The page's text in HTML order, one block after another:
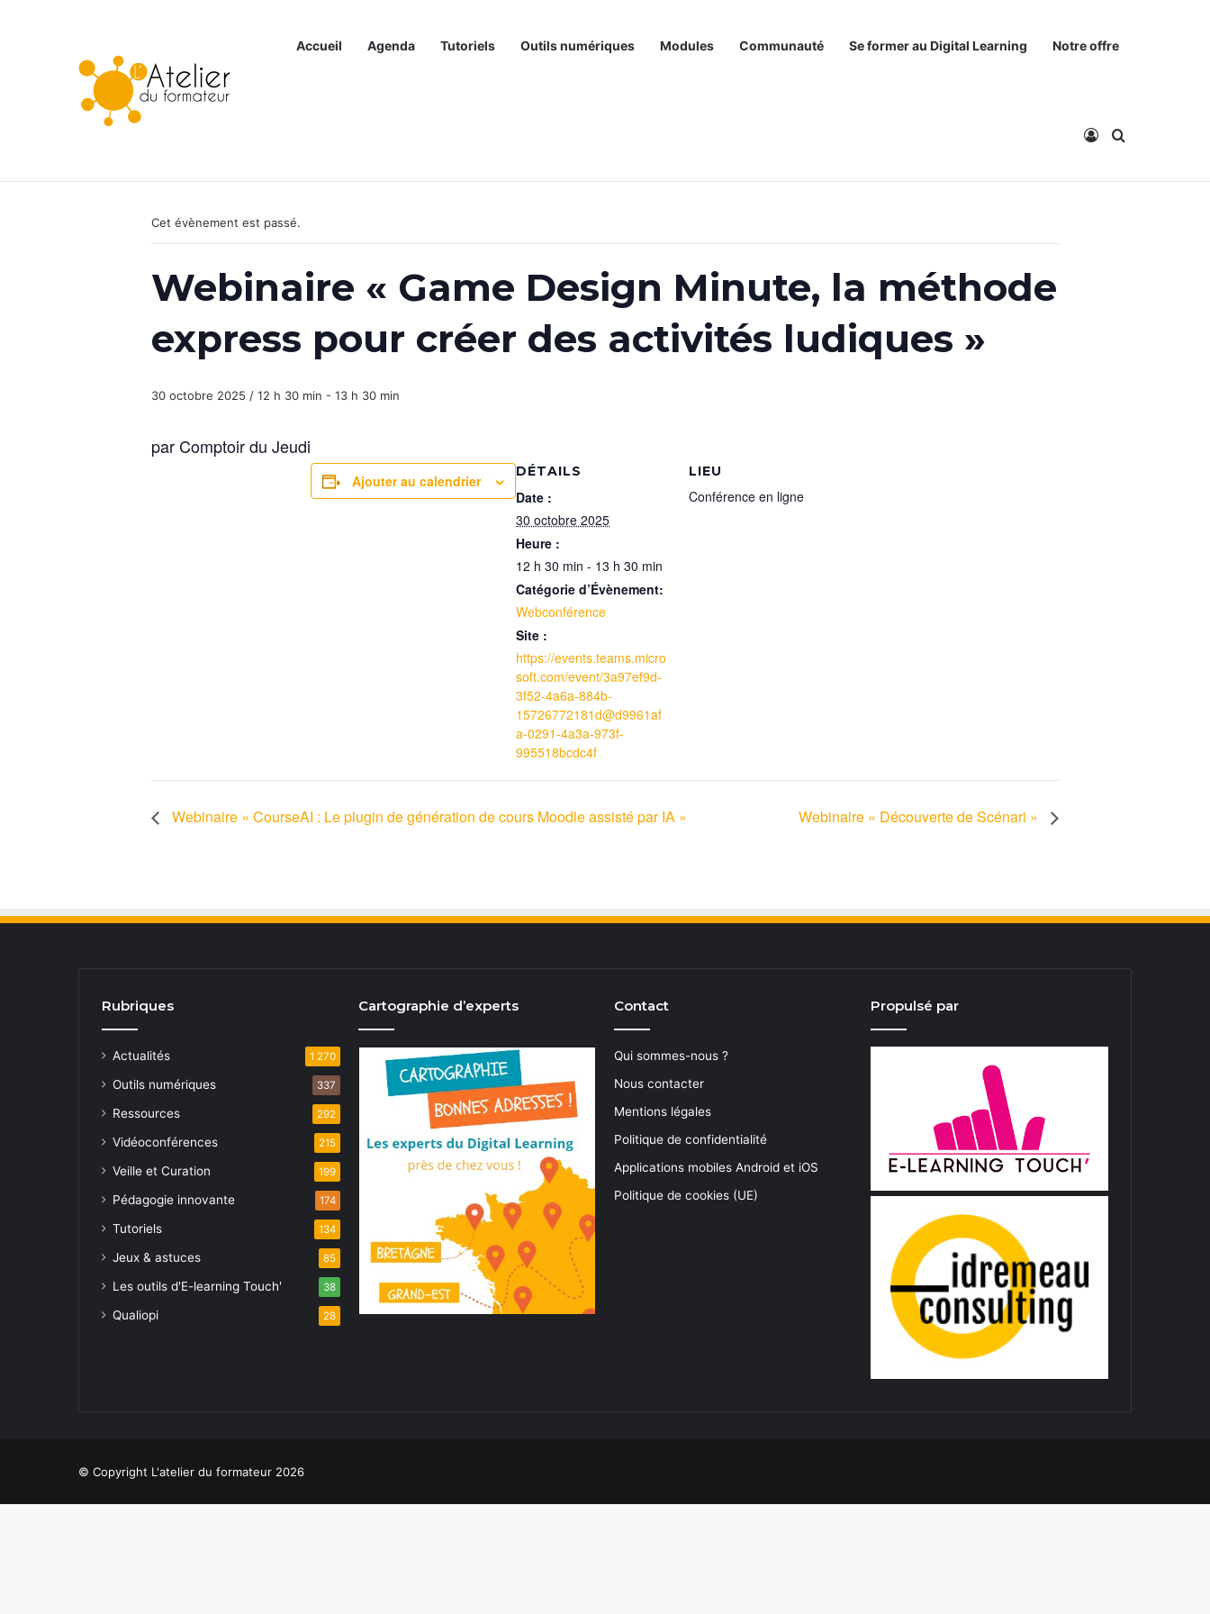
Accueil Agenda Tutoriels Outils numériques Modules Communauté Se former au Digital Learning Notre offre
Connexion
Rechercher
Articles à la une
Cet évènement est passé.
Webinaire « Game Design Minute, la méthode
express pour créer des activités ludiques »
30 octobre 2025 / 12 h 30 min - 13 h 30 min
par Comptoir du Jeudi
Ajouter au calendrier
DÉTAILS
Date :
30 octobre 2025
Heure :
12 h 30 min - 13 h 30 min
Catégorie d’Évènement:
Webconférence
Site :
https://events.teams.micro
soft.com/event/3a97ef9d-
3f52-4a6a-884b-
15726772181d@d9961af
a-0291-4a3a-973f-
995518bcdc4f
LIEU
Conférence en ligne
Webinaire « CourseAI : Le plugin de génération de cours Moodle assisté par IA » Webinaire « Découverte de Scénari »
Rubriques
Actualités 1 270
Outils numériques 337
Ressources 292
Vidéoconférences 215
Veille et Curation 199
Pédagogie innovante 174
Tutoriels 134
Jeux & astuces 85
Les outils d'E-learning Touch' 38
Qualiopi 28
Cartographie d’experts Contact
Qui sommes-nous ?
Nous contacter
Mentions légales
Politique de confidentialité
Applications mobiles Android et iOS
Politique de cookies (UE)
Propulsé par
© Copyright L'atelier du formateur 2026